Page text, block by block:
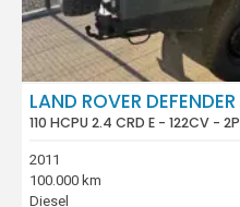
LAND ROVER DEFENDER
110 HCPU 2.4 CRD E - 122CV - 2P
2011
100.000 km
Diesel